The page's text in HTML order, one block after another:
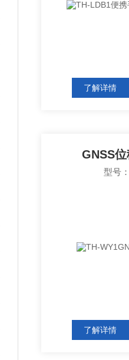
了解详情
GNSS
型号
了解详情